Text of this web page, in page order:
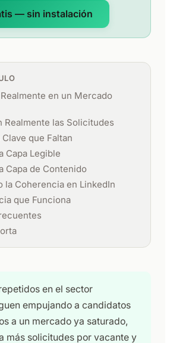
— sin instalación
en un Mercado
Realmente las Solicitudes
Clave que Faltan
Capa Legible
Capa de Contenido
la Coherencia en LinkedIn
que Funciona
en el sector
empujando a candidatos
a un mercado ya saturado,
más solicitudes por vacante y